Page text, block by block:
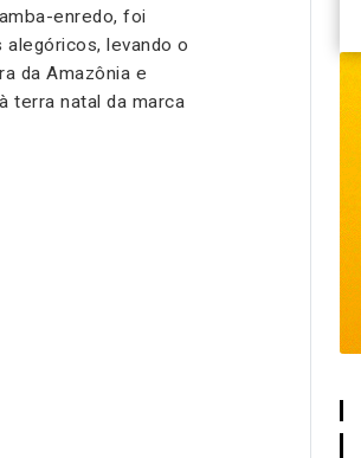
enredo, foi
levando o
da Amazônia e
terra natal da marca